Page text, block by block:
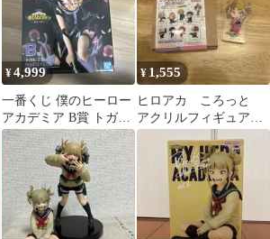
¥4,999
一番くじ 僕のヒーロー
アカデミア B賞 トガヒ
ミコ MASTERLISE
¥ 1,555
ヒロアカ ころっと
アクリルフィギュアコ
レクション 中国四
国 トガヒミコ